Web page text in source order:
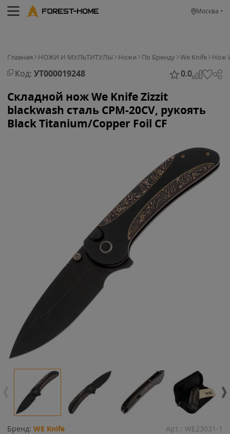
Москва
Главная НОЖИ И МУЛЬТИТУЛЫ Ножи По Бренду We Knife Нож
Код: УТ000019248 0.0
Складной нож We Knife Zizzit
blackwash сталь CPM-20CV, рукоять
Black Titanium/Copper Foil CF
Бренд: WE Knife Арт.: WE23031-1